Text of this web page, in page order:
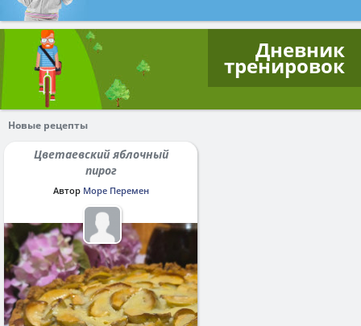
Дневник
тренировок
Новые рецепты
Цветаевский яблочный
пирог
Автор Море Перемен